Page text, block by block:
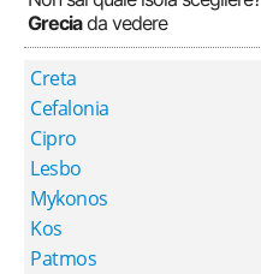
Greciada vedere
Creta
Cefalonia
Cipro
Lesbo
Mykonos
Kos
Patmos